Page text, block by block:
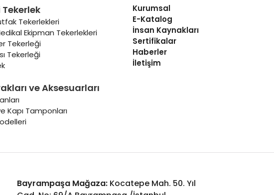
Tekerlekleri
Ekipman Tekerlekleri
Tekerleği
Tekerleği
ve Aksesuarları
Kapı Tamponları
Kurumsal
E-Katalog
İnsan Kaynakları
Sertifikalar
Haberler
İletişim
Bayrampaşa Mağaza:Kocatepe Mah. 50. Yıl